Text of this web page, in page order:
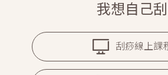
我想自己刮
刮痧線上課